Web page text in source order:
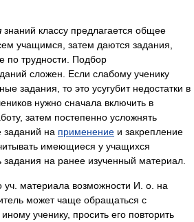
знаний классу предлагается общее
учащимся, затем даются задания,
трудности. Подбор
сложен. Если слабому ученику
задания, то это усугубит недостатки в
нужно сначала включить в
затем постепенно усложнять
на применение и закрепление
имеющиеся у учащихся
задания на ранее изученный материал.
уч. материала возможности И. о. на
может чаще обращаться с
ученику, просить его повторить